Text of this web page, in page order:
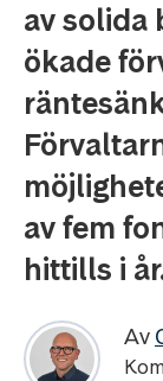
av solida
ökade
av fem
hittills i
Av